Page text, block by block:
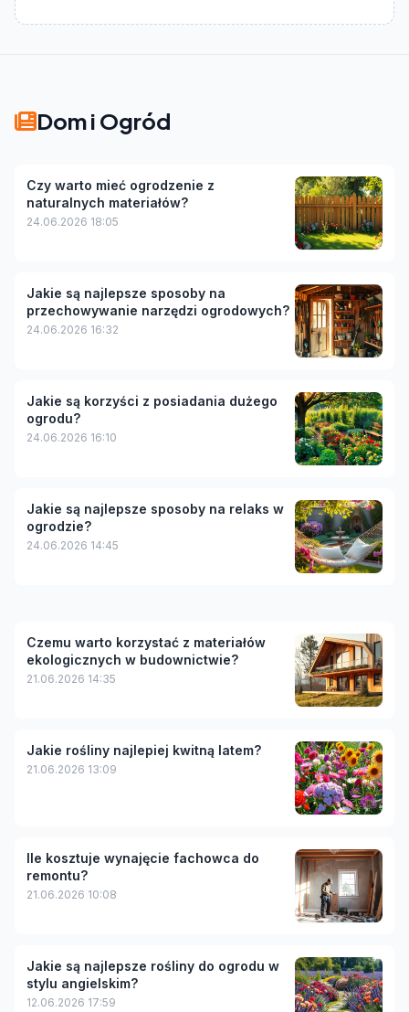
Dom i Ogród
Czy warto mieć ogrodzenie z
naturalnych materiałów?
24.06.2026 18:05
Jakie są najlepsze sposoby na
przechowywanie narzędzi ogrodowych?
24.06.2026 16:32
Jakie są korzyści z posiadania dużego
ogrodu?
24.06.2026 16:10
Jakie są najlepsze sposoby na relaks w
ogrodzie?
24.06.2026 14:45
Czemu warto korzystać z materiałów
ekologicznych w budownictwie?
21.06.2026 14:35
Jakie rośliny najlepiej kwitną latem?
21.06.2026 13:09
Ile kosztuje wynajęcie fachowca do
remontu?
21.06.2026 10:08
Jakie są najlepsze rośliny do ogrodu w
stylu angielskim?
12.06.2026 17:59